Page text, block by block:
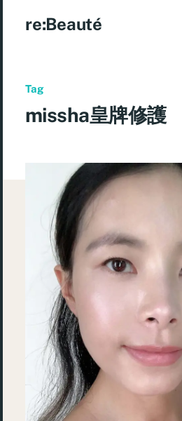
re:Beauté
Tag
missha皇牌修護